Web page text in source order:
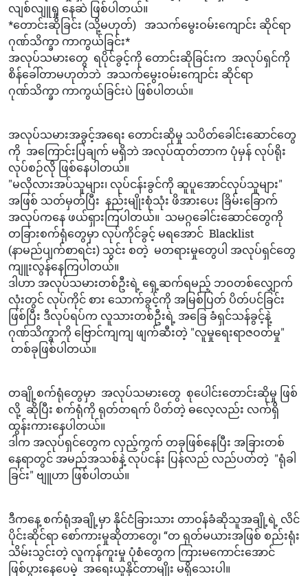
လျစ်လျူရှု နေဆဲ ဖြစ်ပါတယ်။
*တောင်းဆိုခြင်း (သို့မဟုတ်) အသက်မွေးဝမ်းကျောင်း ဆိုင်ရာ
ဂုဏ်သိက္ခာ ကာကွယ်ခြင်း*
အလုပ်သမားတွေ ရပိုင်ခွင့်ကို တောင်းဆိုခြင်းက အလုပ်ရှင်ကို
စိန်ခေါ်တာမဟုတ်ဘဲ အသက်မွေးဝမ်းကျောင်း ဆိုင်ရာ
ဂုဏ်သိက္ခာ ကာကွယ်ခြင်းပဲ ဖြစ်ပါတယ်။
အလုပ်သမားအခွင့်အရေး တောင်းဆိုမှု သပိတ်ခေါင်းဆောင်တွေ
ကို အကြောင်းပြချက် မရှိဘဲ အလုပ်ထုတ်တာက ပုံမှန် လုပ်ရိုး
လုပ်စဉ်လို ဖြစ်နေပါတယ်။
"မလိုလားအပ်သူများ၊ လုပ်ငန်းခွင်ကို ဆူပူအောင်လုပ်သူများ"
အဖြစ် သတ်မှတ်ပြီး နည်းမျိုးစုံသုံး ဖိအားပေး ခြိမ်းခြောက်
အလုပ်ကနေ ဖယ်ရှားကြပါတယ်။ သမဂ္ဂခေါင်းဆောင်တွေကို
တခြားစက်ရုံတွေမှာ လုပ်ကိုင်ခွင့် မရအောင် Blacklist
(နာမည်ပျက်စာရင်း) သွင်း စတဲ့ မတရားမှုတွေပါ အလုပ်ရှင်တွေ
ကျူးလွန်နေကြပါတယ်။
ဒါဟာ အလုပ်သမားတစ်ဦးရဲ့ ရှေ့ဆက်ရမည့် ဘဝတစ်လျှောက်
လုံးတွင် လုပ်ကိုင် စား သောက်ခွင့်ကို အမြစ်ပြတ် ပိတ်ပင်ခြင်း
ဖြစ်ပြီး ဒီလုပ်ရပ်က လူသားတစ်ဦးရဲ့ အခြေ ခံရှင်သန်ခွင့်နဲ့
ဂုဏ်သိက္ခာကို ဗြောင်ကျကျ ဖျက်ဆီးတဲ့ "လူမှုရေးရာဇဝတ်မှု"
တစ်ခုဖြစ်ပါတယ်။
တချို့စက်ရုံတွေမှာ အလုပ်သမားတွေ စုပေါင်းတောင်းဆိုမှု ဖြစ်
လို့ ဆိုပြီး စက်ရုံကို ရုတ်တရက် ပိတ်တဲ့ ဓလေ့လည်း လက်ရှိ
ထွန်းကားနေပါတယ်။
ဒါက အလုပ်ရှင်တွေက လှည့်ကွက် တခုဖြစ်နေပြီး အခြားတစ်
နေရာတွင် အမည်အသစ်နဲ့ လုပ်ငန်း ပြန်လည် လည်ပတ်တဲ့ "ရုံခါ
ခြင်း" ဗျူဟာ ဖြစ်ပါတယ်။
ဒီကနေ့ စက်ရုံအချို့မှာ နိုင်ငံခြားသား တာဝန်ခံဆိုသူအချို့ရဲ့ လိင်
ပိုင်းဆိုင်ရာ စော်ကားမှုဆိုတာတွေ၊ “တ ရုတ်မယားအဖြစ် စည်းရုံး
သိမ်းသွင်းတဲ့ လူကုန်ကူးမှု ပုံစံတွေက ကြားမကောင်းအောင်
ဖြစ်ပွားနေပေမဲ့ အရေးယူနိုင်တာမျိုး မရှိသေးပါ။